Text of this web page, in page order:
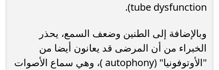
tube dysfunction).
وبالإضافة إلى الطنين وضعف السمع، يحذر
الخبراء من أن المرضى قد يعانون أيضا من
"الأوتوفونيا" (autophony )، وهي سماع الأصوات